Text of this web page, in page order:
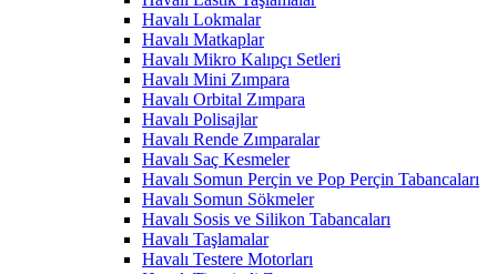
Havalı Lokmalar
Havalı Matkaplar
Havalı Mikro Kalıpçı Setleri
Havalı Mini Zımpara
Havalı Orbital Zımpara
Havalı Polisajlar
Havalı Rende Zımparalar
Havalı Saç Kesmeler
Havalı Somun Perçin ve Pop Perçin Tabancaları
Havalı Somun Sökmeler
Havalı Sosis ve Silikon Tabancaları
Havalı Taşlamalar
Havalı Testere Motorları